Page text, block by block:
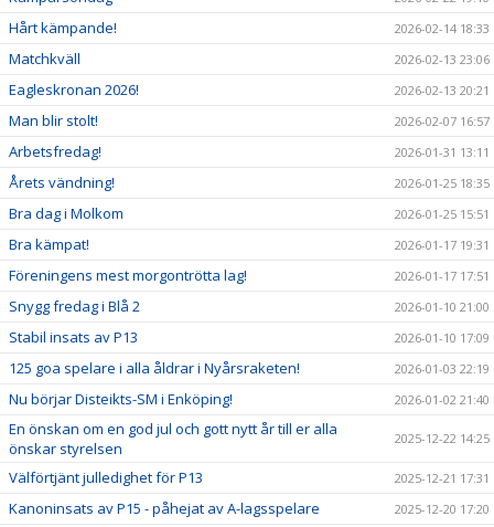
Hårt kämpande! 2026-02-14 18:33
Matchkväll 2026-02-13 23:06
Eagleskronan 2026! 2026-02-13 20:21
Man blir stolt! 2026-02-07 16:57
Arbetsfredag! 2026-01-31 13:11
Årets vändning! 2026-01-25 18:35
Bra dag i Molkom 2026-01-25 15:51
Bra kämpat! 2026-01-17 19:31
Föreningens mest morgontrötta lag! 2026-01-17 17:51
Snygg fredag i Blå 2 2026-01-10 21:00
Stabil insats av P13 2026-01-10 17:09
125 goa spelare i alla åldrar i Nyårsraketen! 2026-01-03 22:19
Nu börjar Disteikts-SM i Enköping! 2026-01-02 21:40
En önskan om en god jul och gott nytt år till er alla
önskar styrelsen
2025-12-22 14:25
Välförtjänt julledighet för P13 2025-12-21 17:31
Kanoninsats av P15 - påhejat av A-lagsspelare 2025-12-20 17:20